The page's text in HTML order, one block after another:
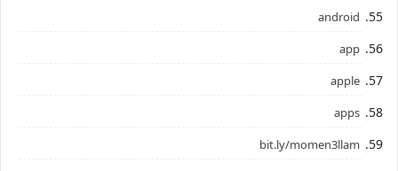
android
app
apple
apps
bit.ly/momen3llam